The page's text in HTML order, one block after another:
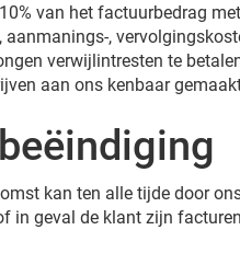
van het factuurbedrag
,
verwijlintresten te
aan ons kenbaar
kan ten alle tijde door
in geval de klant zijn